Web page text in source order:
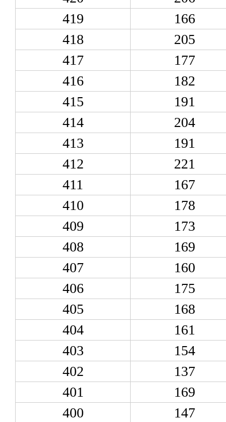
419
166
418
205
417
177
416
182
415
191
414
204
413
191
412
221
411
167
410
178
409
173
408
169
407
160
406
175
405
168
404
161
403
154
402
137
401
169
400
147